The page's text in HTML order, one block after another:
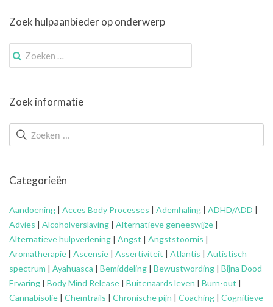
Zoek hulpaanbieder op onderwerp
Zoek
naar:
Zoek informatie
Categorieën
Aandoening | Acces Body Processes | Ademhaling | ADHD/ADD |
Advies | Alcoholverslaving | Alternatieve geneeswijze |
Alternatieve hulpverlening | Angst | Angststoornis |
Aromatherapie | Ascensie | Assertiviteit | Atlantis | Autistisch
spectrum | Ayahuasca | Bemiddeling | Bewustwording | Bijna Dood
Ervaring | Body Mind Release | Buitenaards leven | Burn-out |
Cannabisolie | Chemtrails | Chronische pijn | Coaching | Cognitieve